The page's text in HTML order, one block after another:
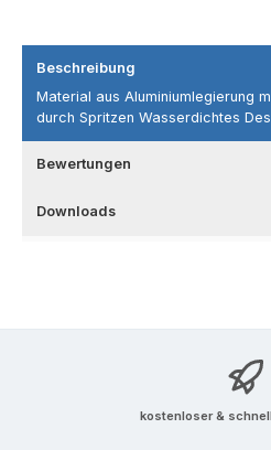
Beschreibung
Material aus Aluminiumlegierung
durch Spritzen Wasserdichtes
Bewertungen
Downloads
kostenloser &